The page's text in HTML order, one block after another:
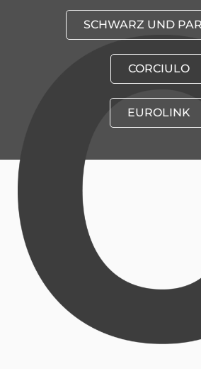
SCHWARZ UND
CORCIULO
EUROLINK